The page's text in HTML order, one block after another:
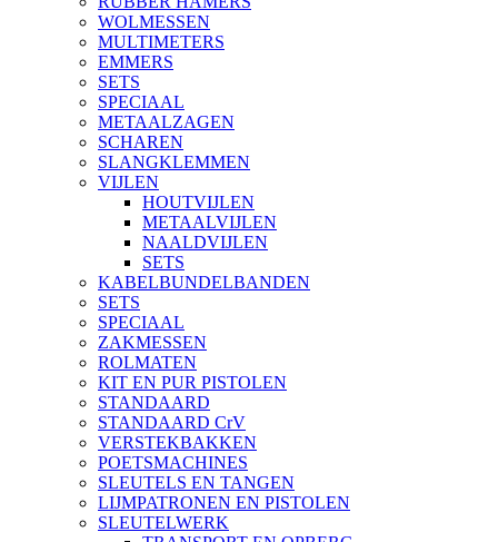
WOLMESSEN
MULTIMETERS
EMMERS
SETS
SPECIAAL
METAALZAGEN
SCHAREN
SLANGKLEMMEN
VIJLEN
HOUTVIJLEN
METAALVIJLEN
NAALDVIJLEN
SETS
KABELBUNDELBANDEN
SETS
SPECIAAL
ZAKMESSEN
ROLMATEN
KIT EN PUR PISTOLEN
STANDAARD
STANDAARD CrV
VERSTEKBAKKEN
POETSMACHINES
SLEUTELS EN TANGEN
LIJMPATRONEN EN PISTOLEN
SLEUTELWERK